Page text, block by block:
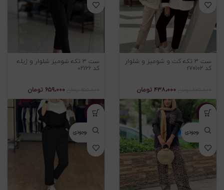
ست 3 تکه کت و شومیز و شلوار
کد r70102
۴۳۸،۰۰۰ تومان
ست ۳ تکه شوميز شلوار و ژیله
کد ۰۲۱۶۶
۶۵۹،۰۰۰ تومان
-۳۴%
اتمام موجودی
-۳۱%
اتمام موجودی